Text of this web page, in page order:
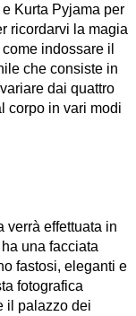
Kurta Pyjama per
ricordarvi la magia
indossare il
che consiste in
dai quattro
corpo in vari modi
verrà effettuata in
una facciata
fastosi, eleganti e
fotografica
il palazzo dei